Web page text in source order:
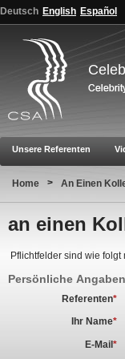
Deutsch English Español
Unsere Referenten
Home > An Einen
an einen
Pflichtfelder sind wie folgt
Persönliche Angaben
Referenten*
Ihr Name*
E-Mail*